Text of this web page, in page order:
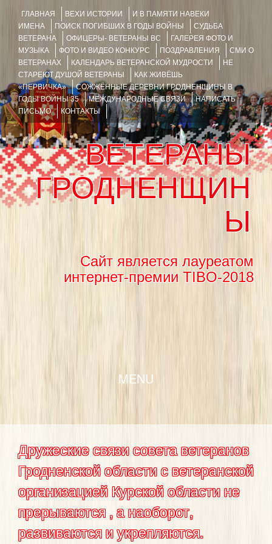
ГЛАВНАЯ ВЕХИ ИСТОРИИ
И В ПАМЯТИ НАВЕКИ
ИМЕНА
ПОИСК ПОГИБШИХ В ГОДЫ ВОЙНЫ
СУДЬБА
ВЕТЕРАНА
ОФИЦЕРЫ- ВЕТЕРАНЫ ВС
ГАЛЕРЕЯ ФОТО И
МУЗЫКА
ФОТО И ВИДЕО КОНКУРС ПОЗДРАВЛЕНИЯ
СМИ О
ВЕТЕРАНАХ
КАЛЕНДАРЬ ВЕТЕРАНСКОЙ МУДРОСТИ
НЕ
СТАРЕЮТ ДУШОЙ ВЕТЕРАНЫ
КАК ЖИВЁШЬ
«ПЕРВИЧКА»
СОЖЖЁННЫЕ ДЕРЕВНИ ГРОДНЕНЩИНЫ В
ГОДЫ ВОЙНЫ 35
МЕЖДУНАРОДНЫЕ СВЯЗИ
НАПИСАТЬ
ПИСЬМО
КОНТАКТЫ
ВЕТЕРАНЫ
ГРОДНЕНЩИН
Ы
Сайт является лауреатом
интернет-премии TIBO-2018
MENU
Дружеские связи совета ветеранов
Гродненской области с ветеранской
организацией Курской области не
прерываются , а наоборот,
развиваются и укрепляются.